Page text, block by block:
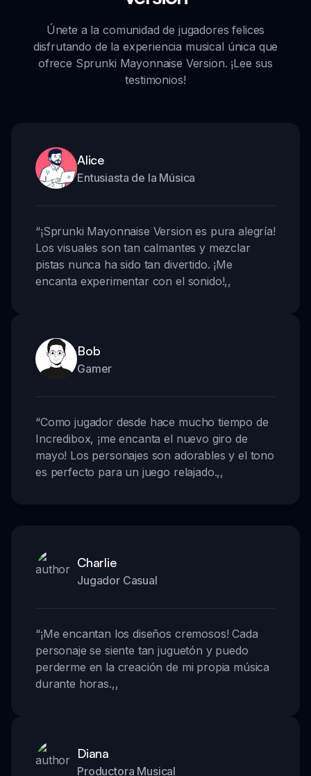
Únete a la comunidad de jugadores felices
disfrutando de la experiencia musical única que
ofrece Sprunki Mayonnaise Version. ¡Lee sus
testimonios!
Alice
Entusiasta de la Música
“¡Sprunki Mayonnaise Version es pura alegría!
Los visuales son tan calmantes y mezclar
pistas nunca ha sido tan divertido. ¡Me
encanta experimentar con el sonido!,,
Bob
Gamer
“Como jugador desde hace mucho tiempo de
Incredibox, ¡me encanta el nuevo giro de
mayo! Los personajes son adorables y el tono
es perfecto para un juego relajado.,,
Charlie
Jugador Casual
“¡Me encantan los diseños cremosos! Cada
personaje se siente tan juguetón y puedo
perderme en la creación de mi propia música
durante horas.,,
Diana
Productora Musical